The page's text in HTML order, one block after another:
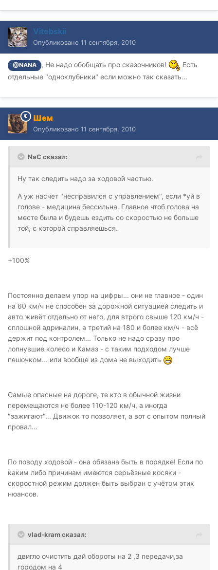
Vitebskii
Опубликовано 11 сентября, 2010
@NANA , Не надо обобщать про сказочников!
Есть
отдельные "одноклубники" если можно так сказать...
Шем
Опубликовано 11 сентября, 2010
NaC сказал:
Ну так следить надо за ходовой частью.
А уж насчет "несправился с управлением", если *уй в
голове - медицина бессильна. Главное чтоб голова на
месте была и будешь ездить со скоростью не больше
той, с которой справляешься.
+100%
Постоянно делаем упор на цифры... они не главное - один
на 60 км/ч не способен за дорожной ситуацией следить и
авто живёт отдельно от него, для втрого свыше 120 км/ч -
сплошной адриналин, а третий на 180 и более км/ч - всё
держит под контролем... Только не надо сразу про
лопнувшие колесо и Камаз - с таким подходом лучше
пешочком... или вообще из дома не выходить
Самые опасные на дороге, те кто в обычной жизни
перемещаются не более 110-120 км/ч, а иногда
"зажигают"... Движок то позволяет, а вот с опытом полный
провал...
По поводу ходовой - она обязана быть в порядке! Если по
каким либо причинам имеются серьёзные косяки -
скоростной режим должен быть выбран с учётом этих
нюансов.
vlad-kram сказал:
двигло очистить дай обороты на 2 ,3 передачи,за
городом на 4